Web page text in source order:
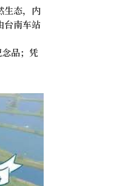
生态，内
台南车站
品；凭